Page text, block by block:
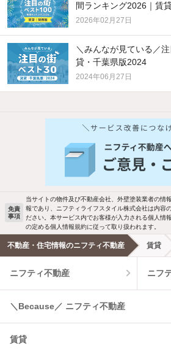
間ランキング2026｜賃
2026年02月27日
＼みんなが見ている／
貸・千葉県版2024
2024年06月27日
免責
事項
当サイトの物件及び不動産会社、外壁塗装業者の情
報であり、ニフティライフスタイル株式会社は内容
ださい。本サービス内でお客様が入力される個人情
の定める個人情報規約に従って取り扱われます。
不動産・住宅情報のニフティ不動産 賃貸
ニフティ不動産 ニフ
＼Because／ ニフティ不動産
賃貸